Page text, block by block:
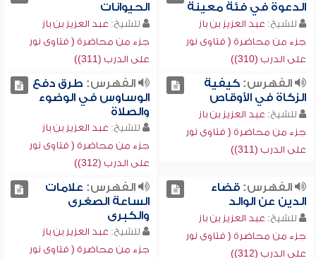
الدعوة في فئة معينة
للشيخ: عبد العزيز بن باز
جزء من محاضرة ( فتاوى نور
على الدرب (310))
الحيوانات
للشيخ: عبد العزيز بن باز
جزء من محاضرة ( فتاوى نور
على الدرب (311))
الفهرس:كيفية
الزكاة في الأوقاص
للشيخ: عبد العزيز بن باز
جزء من محاضرة ( فتاوى نور
على الدرب (311))
الفهرس: طرق دفع
الوساوس في الوضوء
والصلاة
للشيخ: عبد العزيز بن باز
جزء من محاضرة ( فتاوى نور
على الدرب (312))
الفهرس:قضاء
الدين عن الوالد
للشيخ: عبد العزيز بن باز
جزء من محاضرة ( فتاوى نور
على الدرب (312))
الفهرس: علامات
الساعة الصغرى
والكبرى
للشيخ: عبد العزيز بن باز
جزء من محاضرة ( فتاوى نور